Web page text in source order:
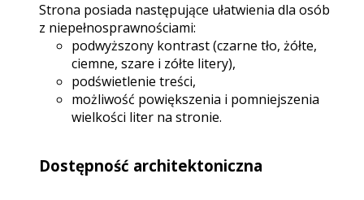
Strona posiada następujące ułatwienia dla osób
z niepełnosprawnościami:
podwyższony kontrast (czarne tło, żółte,
ciemne, szare i zółte litery),
podświetlenie treści,
możliwość powiększenia i pomniejszenia
wielkości liter na stronie.
Dostępność architektoniczna